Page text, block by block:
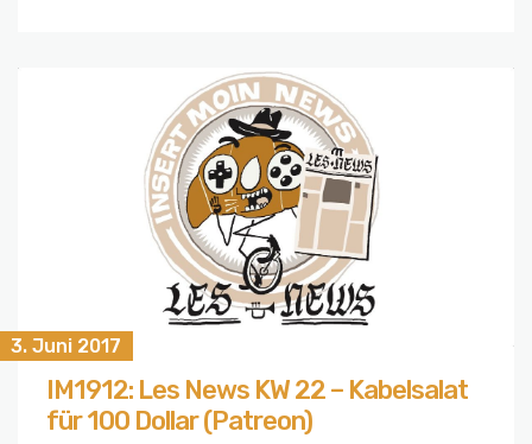
3. Juni 2017
IM1912: Les News KW 22 – Kabelsalat
für 100 Dollar (Patreon)